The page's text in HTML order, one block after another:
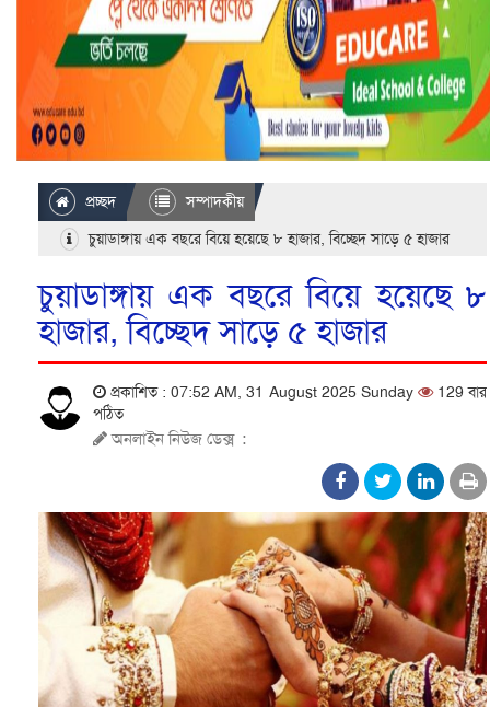
প্রচ্ছদ
সম্পাদকীয়
চুয়াডাঙ্গায় এক বছরে বিয়ে হয়েছে ৮ হাজার, বিচ্ছেদ সাড়ে ৫ হাজার
চুয়াডাঙ্গায় এক বছরে বিয়ে হয়েছে ৮
হাজার, বিচ্ছেদ সাড়ে ৫ হাজার
প্রকাশিত : 07:52 AM, 31 August 2025 Sunday
129 বার
পঠিত
অনলাইন নিউজ ডেক্স :